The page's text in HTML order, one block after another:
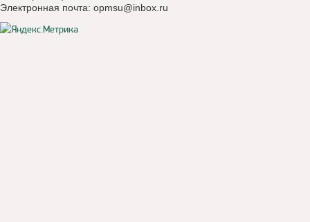
Электронная почта: opmsu@inbox.ru